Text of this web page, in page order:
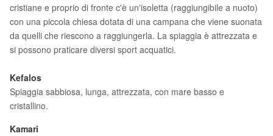
cristiane e proprio di fronte c'è un'isoletta (raggiungibile a nuoto)
con una piccola chiesa dotata di una campana che viene suonata
da quelli che riescono a raggiungerla. La spiaggia è attrezzata e
si possono praticare diversi sport acquatici.
Kefalos
Spiaggia sabbiosa, lunga, attrezzata, con mare basso e
cristallino.
Kamari